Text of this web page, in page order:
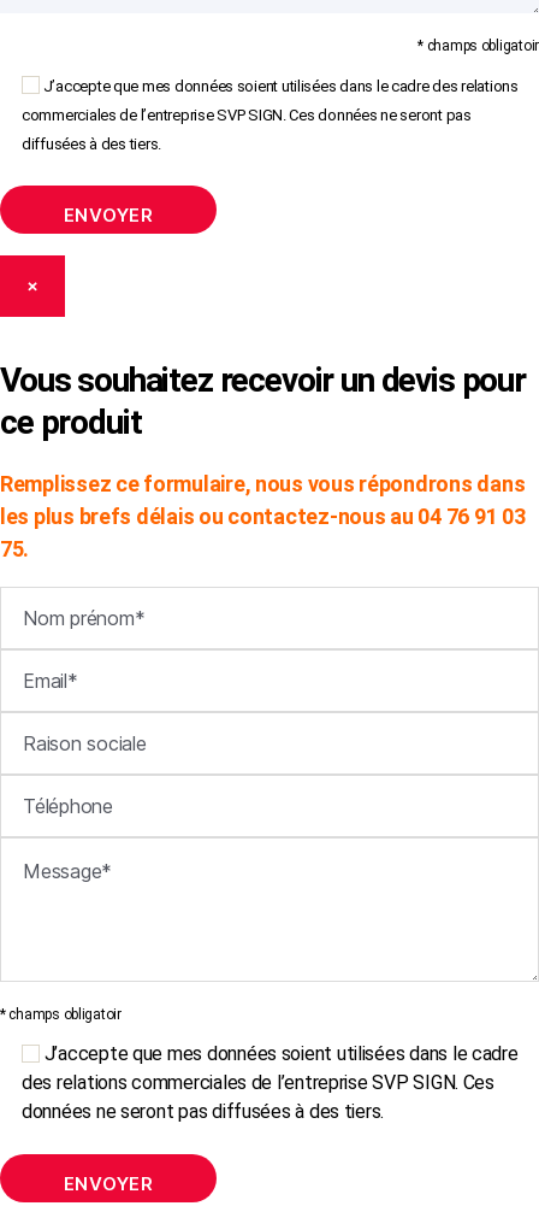
* champs obligatoir
J’accepte que mes données soient utilisées dans le cadre des relations
commerciales de l’entreprise SVP SIGN. Ces données ne seront pas
diffusées à des tiers.
×
Vous souhaitez recevoir un devis pour
ce produit
Remplissez ce formulaire, nous vous répondrons dans
les plus brefs délais ou contactez-nous au 04 76 91 03
75.
* champs obligatoir
J’accepte que mes données soient utilisées dans le cadre
des relations commerciales de l’entreprise SVP SIGN. Ces
données ne seront pas diffusées à des tiers.